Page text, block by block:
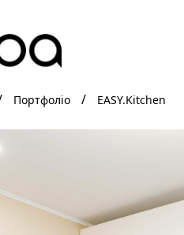
Портфоліо EASY.Kitchen